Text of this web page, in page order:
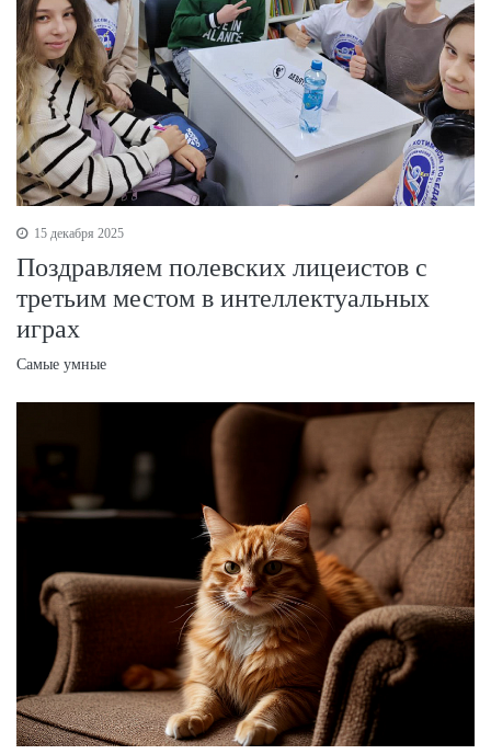
15 декабря 2025
Поздравляем полевских лицеистов с
третьим местом в интеллектуальных
играх
Самые умные